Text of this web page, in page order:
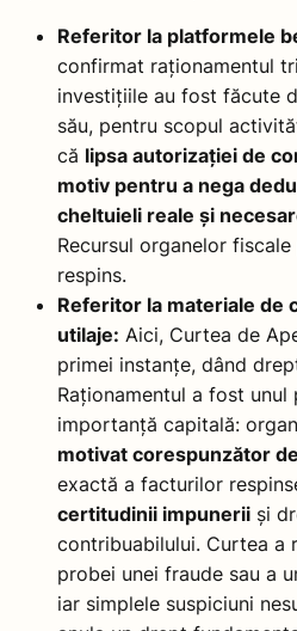
Referitor la platformele
confirmat raționamentul
investițiile au fost făcute
său, pentru scopul
că lipsa autorizației de
motiv pentru a nega
cheltuieli reale și
Recursul organelor
respins.
Referitor la materiale de
utilaje: Aici, Curtea de
primei instanțe, dând
Raționamentul a fost
importanță capitală:
motivat corespunzător
exactă a facturilor
certitudinii impunerii și
contribuabilului. Curtea a
probei unei fraude sau a
iar simplele suspiciuni